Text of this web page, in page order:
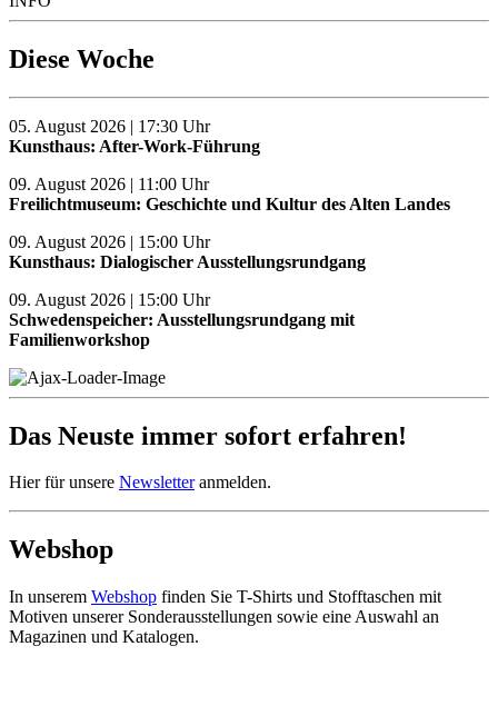
Diese Woche
05. August 2026 | 17:30 Uhr
Kunsthaus: After-Work-Führung
09. August 2026 | 11:00 Uhr
Freilichtmuseum: Geschichte und Kultur des Alten Landes
09. August 2026 | 15:00 Uhr
Kunsthaus: Dialogischer Ausstellungsrundgang
09. August 2026 | 15:00 Uhr
Schwedenspeicher: Ausstellungsrundgang mit
Familienworkshop
Das Neuste immer sofort erfahren!
Hier für unsere Newsletteranmelden.
Webshop
In unserem Webshop finden Sie T-Shirts und Stofftaschen mit
Motiven unserer Sonderausstellungen sowie eine Auswahl an
Magazinen und Katalogen.